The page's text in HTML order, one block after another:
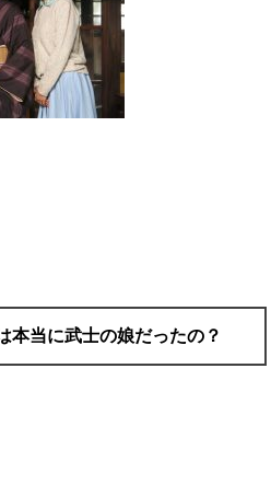
本当に武士の娘だったの？